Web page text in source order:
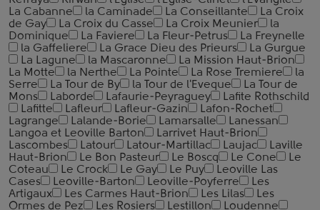
La Cabanne
la Caminade La Conseillante
La Croix
de Gay
La Croix du Casse La Croix Meunier
la
Dominique
La Faviere La Fleur-Petrus
La Freynelle
la Gaffeliere
La Grace Dieu des Prieurs
La Gurgue
La Lagune
la Mascaronne
La Mission Haut-Brion
La Motte
la Nerthe La Pointe La Rose Tremiere
la
Serre
La Tour de By la Tour de l'Eveque
La Tour de
Mons
Laborde Lafaurie-Peyraguey
Lafite Rothschild
Lafitte
Lafleur Lafleur-Gazin
Lafon-Rochet
Lagrange
Lalande-Borie Lamarsalle
Lanessan
Langoa et Leoville Barton
Larrivet Haut-Brion
Lascombes
Latour Latour-Martillac Laujac
Laville
Haut-Brion
Le Bon Pasteur Le Boscq Le Cone
Le
Coteau
Le Crock Le Gay Le Puy
Leoville Las
Cases
Leoville-Barton Leoville-Poyferre
Les
Artigaux
Les Carmes Haut-Brion Les Lilas
Les
Ormes de Pez
Les Rosiers Lestillon
Loudenne